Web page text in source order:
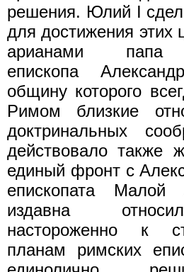
решения. Юлий I
для достижения этих
арианами папа
епископа
общину которого
Римом близкие
доктринальных
действовало также
единый фронт с
епископата Малой
издавна
настороженно к
планам римских